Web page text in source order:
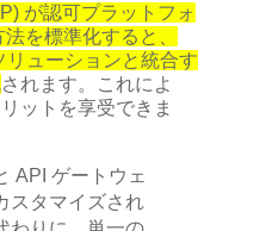
が認可プラットフォ
を標準化すると、
ューションと統合す
されます。これによ
ットを享受できま
API ゲートウェ
スタマイズされ